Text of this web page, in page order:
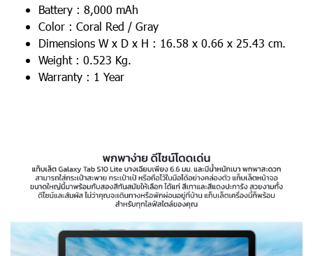
Battery : 8,000 mAh
Color : Coral Red / Gray
Dimensions W x D x H : 16.58 x 0.66 x 25.43 cm.
Weight : 0.523 Kg.
Warranty : 1 Year